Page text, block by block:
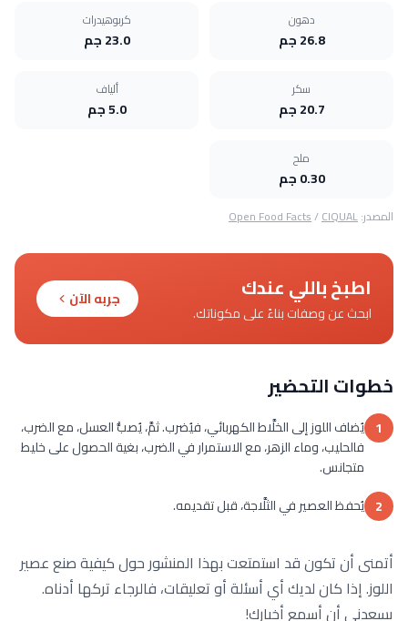
دهون
26.8 جم
كربوهيدرات
23.0 جم
سكر
20.7 جم
ألياف
5.0 جم
ملح
0.30 جم
المصدر: Open Food Facts/CIQUAL
اطبخ باللي عندك
ابحث عن وصفات بناءً على مكوناتك.
جربه الآن
خطوات التحضير
1 يُضاف اللوز إلى الخلَّاط الكهربائي، فيُضرب. ثمَّ، يُصبُّ العسل، مع الضرب،
فالحليب، وماء الزهر، مع الاستمرار في الضرب، بغية الحصول على خليط
متجانس.
2 يُحفظ العصير في الثلَّاجة، قبل تقديمه.
أتمنى أن تكون قد استمتعت بهذا المنشور حول كيفية صنع عصير
اللوز. إذا كان لديك أي أسئلة أو تعليقات، فالرجاء تركها أدناه.
يسعدني أن أسمع أخبارك!